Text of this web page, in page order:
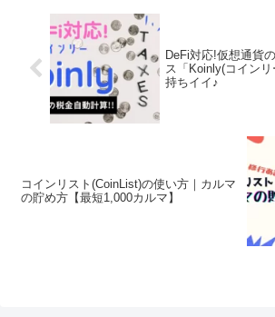
DeFi対応!仮想通貨
ス「Koinly(コイン
持ちイイ♪
コインリスト(CoinList)の使い方｜カルマ
の貯め方【最短1,000カルマ】